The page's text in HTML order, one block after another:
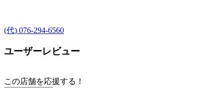
(代) 076-294-6560
ユーザーレビュー
この店舗を応援する！